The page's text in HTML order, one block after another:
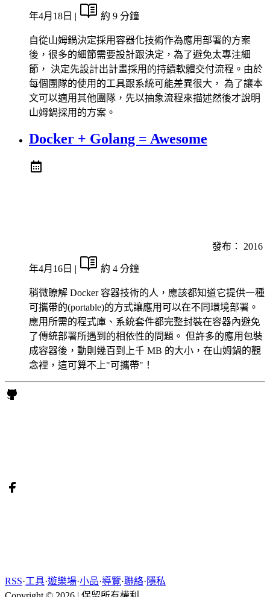
年4月18日 | 約 9 分鐘
自從山姆鍋決定採用容器化技術作為應用部署的方案
後，很多的細節需要設計跟決定，為了避免太專注細
節， 決定先設計出計畫採用的持續軟體交付流程。由於
每個團隊的使用的工具跟系統可能差異很大， 為了讓本
文可以適用其他團隊，先以抽象流程來描述然後才說明
山姆鍋採用的方案。
Docker + Golang = Awesome
發布： 2016
年4月16日 | 約 4 分鐘
稍微瞭解 Docker 容器技術的人，應該都知道它提供一種
可攜帶的(portable)的方式讓應用可以在不同環境部署。
應用所需的程式庫、系統套件都完整封裝在容器內避免
了傳統部署所遇到的相依性的問題。 但許多的應用包裝
成容器後，動則幾百到上千 MB 的大小，在山姆鍋的觀
念裡，這可算不上"可攜帶"！
RSS·工具·遊樂場·小品·導覽·聯絡·隱私